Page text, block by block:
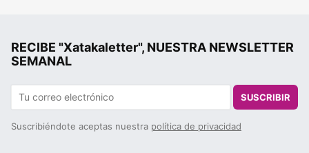
RECIBE "Xatakaletter", NUESTRA NEWSLETTER
SEMANAL
SUSCRIBIR
Suscribiéndote aceptas nuestra política de privacidad